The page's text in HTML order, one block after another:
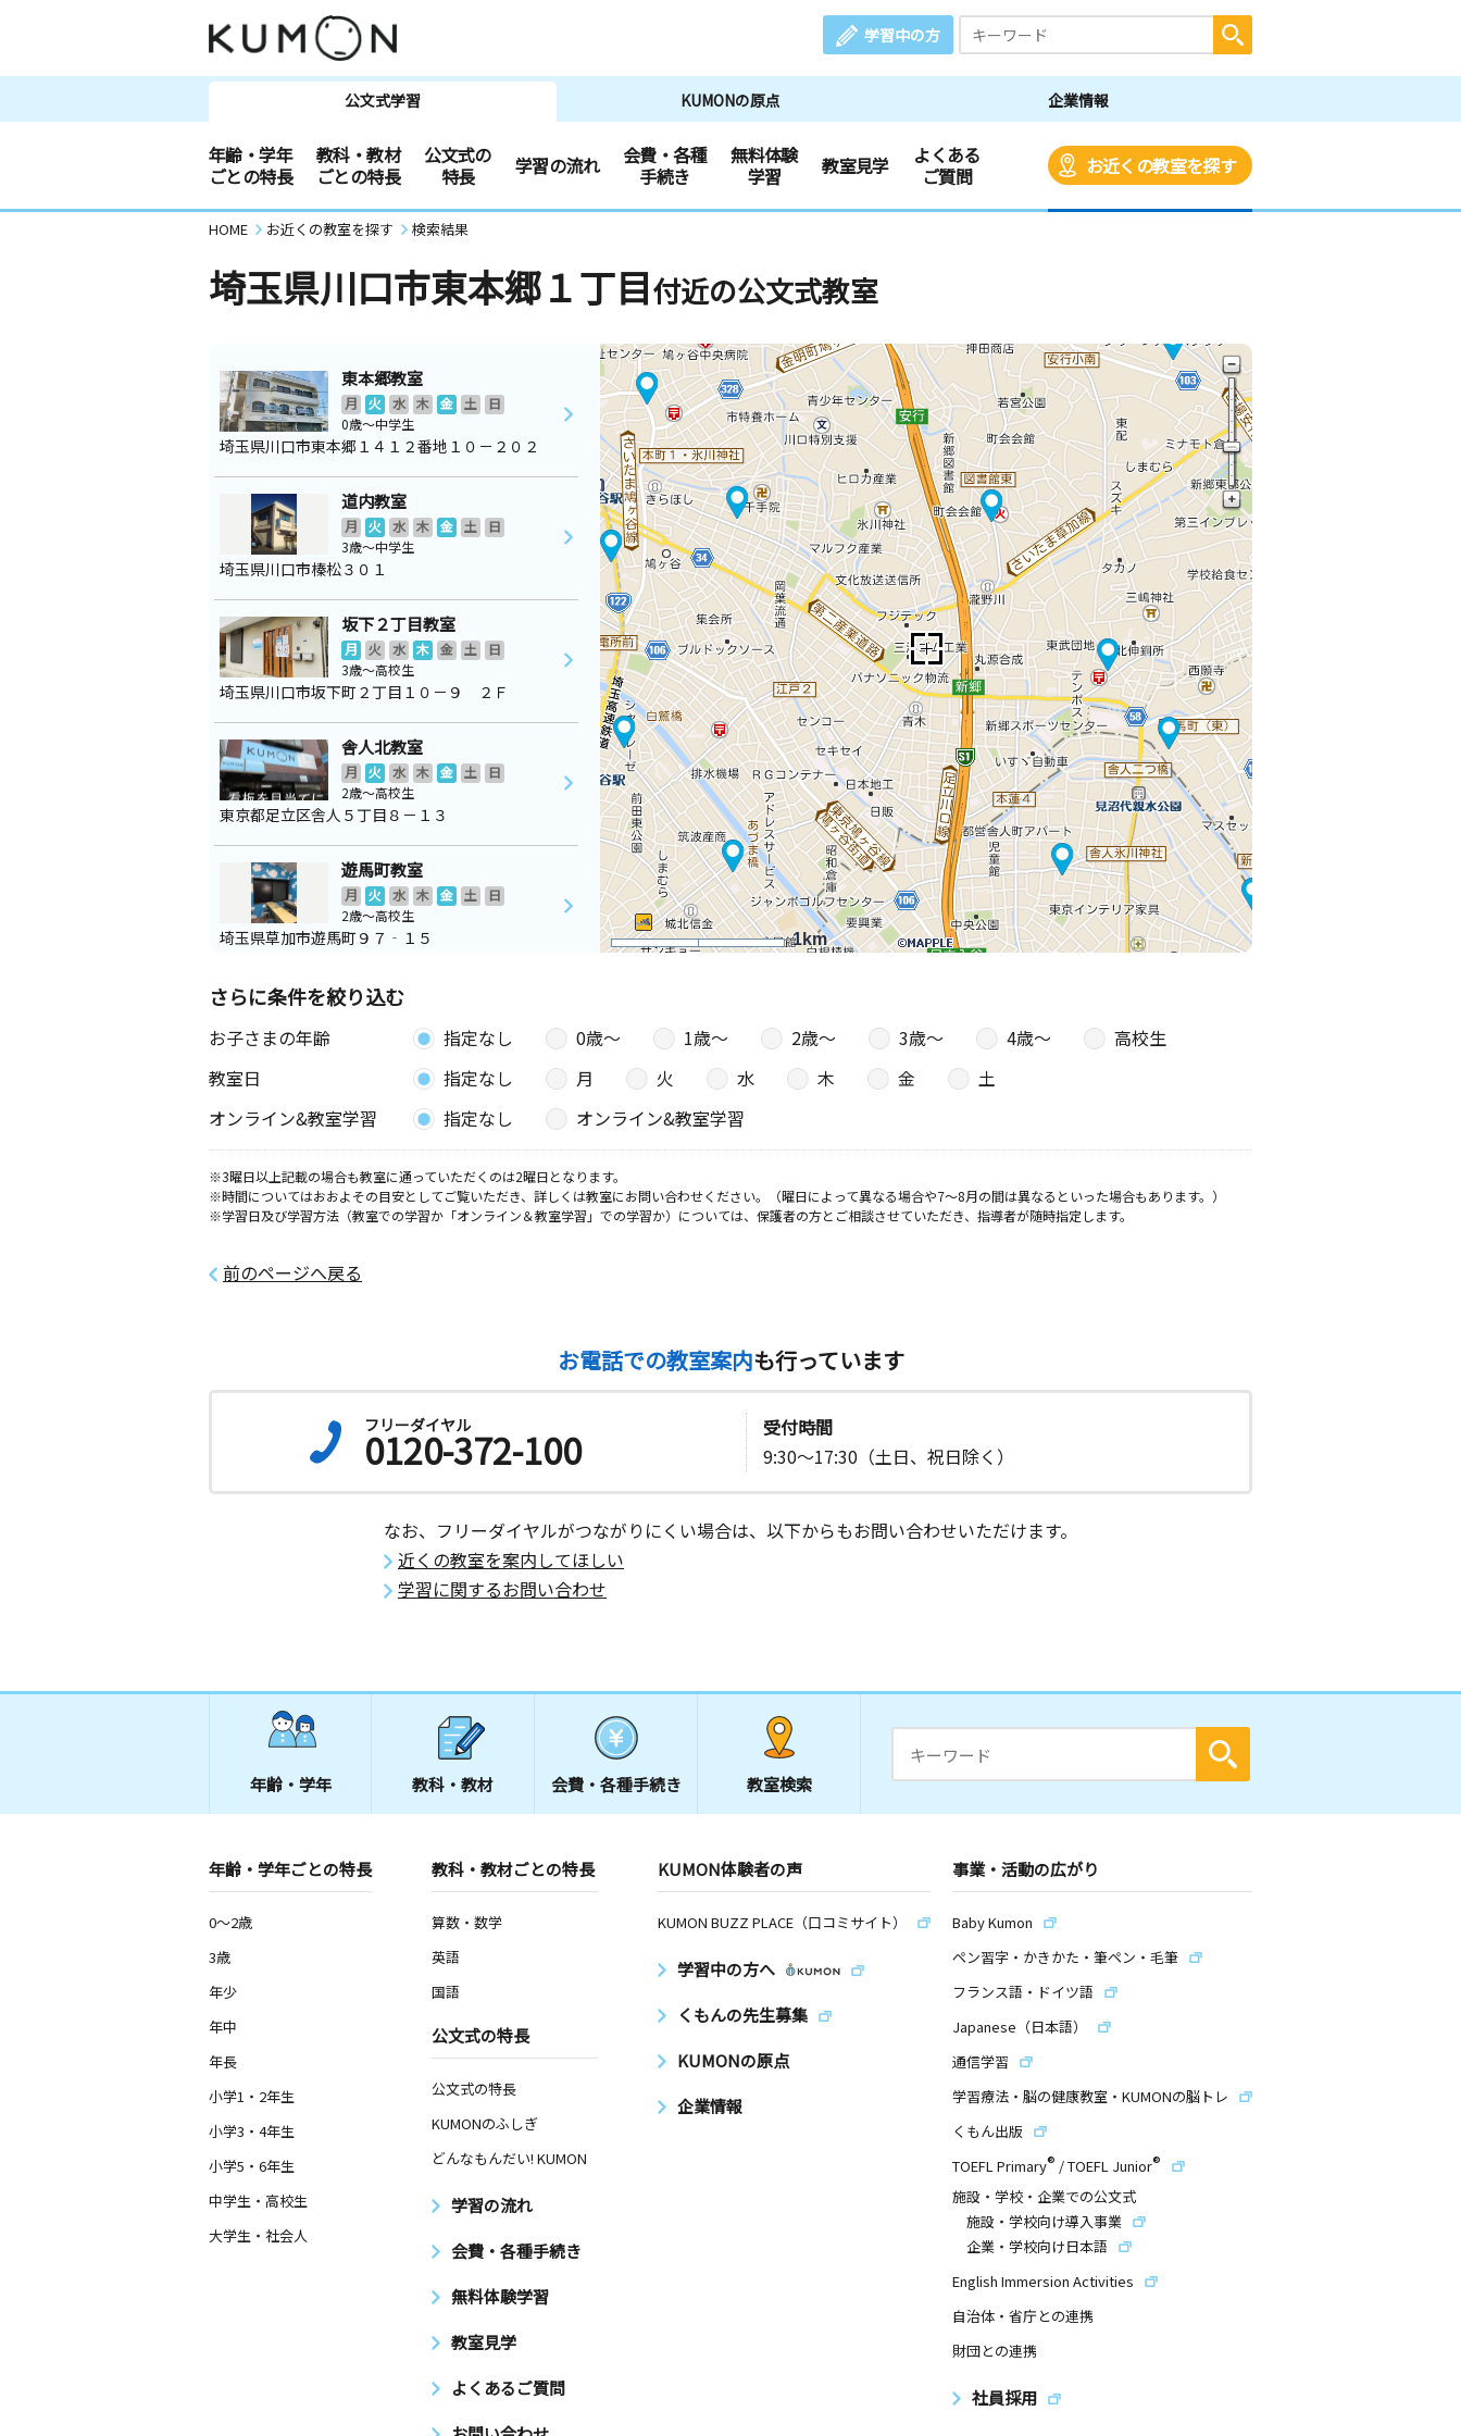
学習中の方
公文式学習 KUMONの原点 企業情報
年齢・学年
ごとの特長
教科・教材
ごとの特長
公文式の
特長
学習の流れ
会費・各種
手続き
無料体験
学習
教室見学
よくある
ご質問
お近くの教室を探す
HOME お近くの教室を探す 検索結果
埼玉県川口市東本郷１丁目付近の公文式教室
1km
東本郷教室
月 火 水 木 金 土
日
0歳～中学生
埼玉県川口市東本郷１４１２番地１０－２０２
道内教室
月 火 水 木 金 土
日
3歳～中学生
埼玉県川口市榛松３０１
坂下２丁目教室
月 火 水 木 金 土
日
3歳～高校生
埼玉県川口市坂下町２丁目１０－９ ２Ｆ
舎人北教室
月 火 水 木 金 土
日
2歳～高校生
東京都足立区舎人５丁目８－１３
遊馬町教室
月 火 水 木 金 土
日
2歳～高校生
埼玉県草加市遊馬町９７‐１５
朝日教室
0歳～高校生
南３丁目教室
埼玉県川口市南鳩ヶ谷３丁目８－２０
月
2歳～高校生
月 火 水 木 金 土 日
埼玉県川口市安行原１４２０－１
3歳～高校生
埼玉県川口市鳩ヶ谷本町２丁目２－４－２Ｆ
さらに条件を絞り込む
お子さまの年齢 指定なし 0歳〜 1歳〜 2歳〜 3歳〜 4歳〜
高校生
教室日
指定なし 月 火 水 木 金
土
オンライン&教室学習
指定なし オンライン&教室学習
※3曜日以上記載の場合も教室に通っていただくのは2曜日となります。
※時間についてはおおよその目安としてご覧いただき、詳しくは教室にお問い合わせください。（曜日によって異なる場合や7～8月の間は異なるといった場合もあります。）
※学習日及び学習方法（教室での学習か「オンライン＆教室学習」での学習か）については、保護者の方とご相談させていただき、指導者が随時指定します。
前のページへ戻る
お電話での教室案内も行っています
フリーダイヤル
0120-372-100
受付時間
9:30～17:30（土日、祝日除く）
なお、フリーダイヤルがつながりにくい場合は、以下からもお問い合わせいただけます。
近くの教室を案内してほしい
学習に関するお問い合わせ
年齢・学年 教科・教材 会費・ 各種手続き 教室検索
年齢・学年ごとの特長
0～2歳
3歳
年少
年中
年長
小学1・2年生
小学3・4年生
小学5・6年生
中学生・高校生
大学生・社会人
教科・教材ごとの特長
算数・数学
英語
国語
公文式の特長
公文式の特長
KUMONのふしぎ
どんなもんだい! KUMON
学習の流れ
会費・各種手続き
無料体験学習
教室見学
よくあるご質問
KUMON体験者の声
KUMON BUZZ PLACE（口コミサイト）
学習中の方へ
くもんの先生募集
KUMONの原点
企業情報
事業・活動の広がり
Baby Kumon
ペン習字・かきかた・筆ペン・毛筆
フランス語・ドイツ語
Japanese（日本語）
通信学習
学習療法・脳の健康教室・KUMONの脳トレ
くもん出版
TOEFL Primary® /TOEFL Junior®
施設・学校・企業での公文式
施設・学校向け導入事業
企業・学校向け日本語
English Immersion Activities
自治体・省庁との連携
財団との連携
社員採用